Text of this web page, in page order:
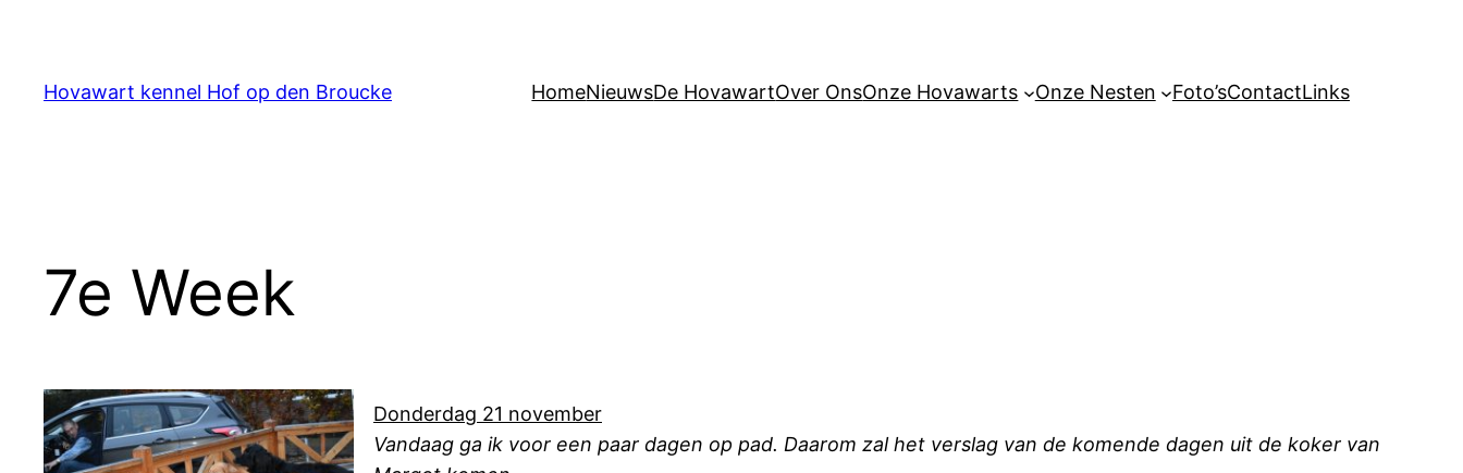
Hovawart kennel Hof op den Broucke HomeNieuwsDe HovawartOver OnsOnze Hovawarts Onze Nesten Foto’sContactLinks
7e Week
Donderdag 21 november
Vandaag ga ik voor een paar dagen op pad. Daarom zal het verslag van de komende dagen uit de koker van